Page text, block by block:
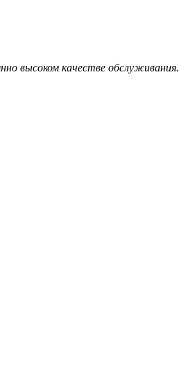
высоком качестве обслуживания.